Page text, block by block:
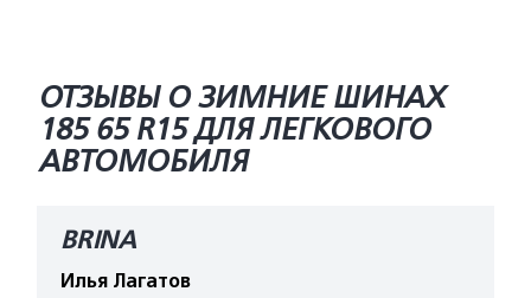
ОТЗЫВЫ О ЗИМНИЕ ШИНАХ
185 65 R15 ДЛЯ ЛЕГКОВОГО
АВТОМОБИЛЯ
BRINA
Илья Лагатов